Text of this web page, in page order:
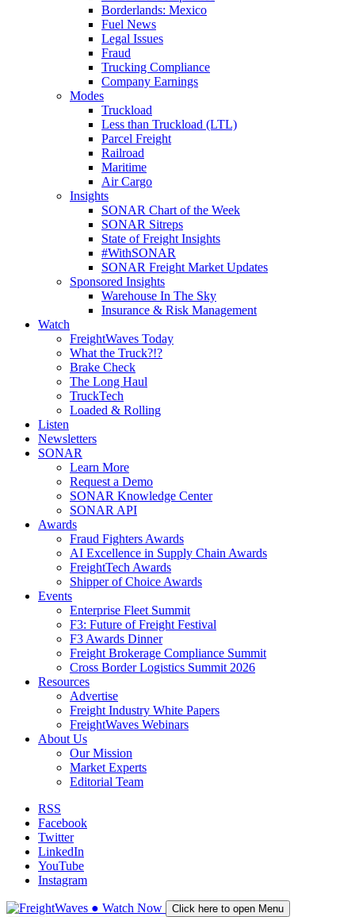
Borderlands: Mexico
Fuel News
Legal Issues
Fraud
Trucking Compliance
Company Earnings
Modes
Truckload
Less than Truckload (LTL)
Parcel Freight
Railroad
Maritime
Air Cargo
Insights
SONAR Chart of the Week
SONAR Sitreps
State of Freight Insights
#WithSONAR
SONAR Freight Market Updates
Sponsored Insights
Warehouse In The Sky
Insurance & Risk Management
Watch
FreightWaves Today
What the Truck?!?
Brake Check
The Long Haul
TruckTech
Loaded & Rolling
Listen
Newsletters
SONAR
Learn More
Request a Demo
SONAR Knowledge Center
SONAR API
Awards
Fraud Fighters Awards
AI Excellence in Supply Chain Awards
FreightTech Awards
Shipper of Choice Awards
Events
Enterprise Fleet Summit
F3: Future of Freight Festival
F3 Awards Dinner
Freight Brokerage Compliance Summit
Cross Border Logistics Summit 2026
Resources
Advertise
Freight Industry White Papers
FreightWaves Webinars
About Us
Our Mission
Market Experts
Editorial Team
RSS
Facebook
Twitter
LinkedIn
YouTube
Instagram
● Watch Now
Click here to open Menu